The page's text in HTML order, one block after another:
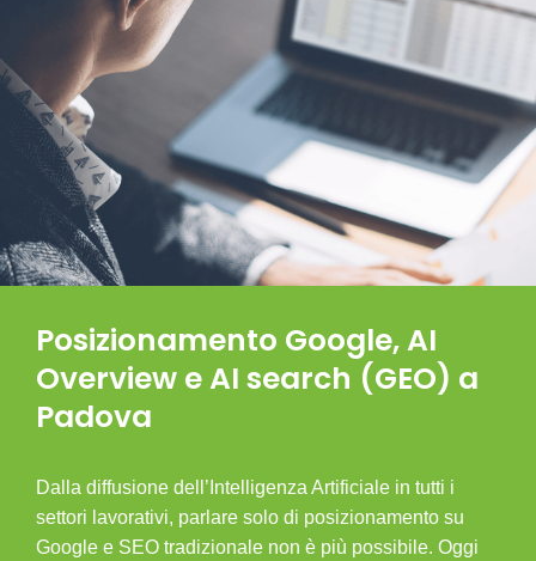
Posizionamento Google, AI
Overview e AI search (GEO) a
Padova
Dalla diffusione dell’Intelligenza Artificiale in tutti i
settori lavorativi, parlare solo di posizionamento su
Google e SEO tradizionale non è più possibile. Oggi